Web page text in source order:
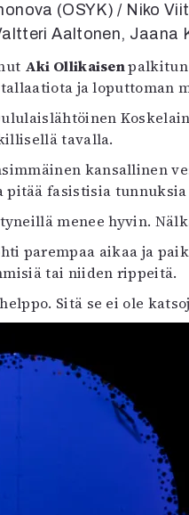
(OSYK) / Niko
Aaltonen,
Aki Ollikaisen
ja loputtoman
tavalla.
pitää fasistisia
menee hyvin.
parempaa aikaa ja
tai niiden rippeitä.
Sitä se ei ole